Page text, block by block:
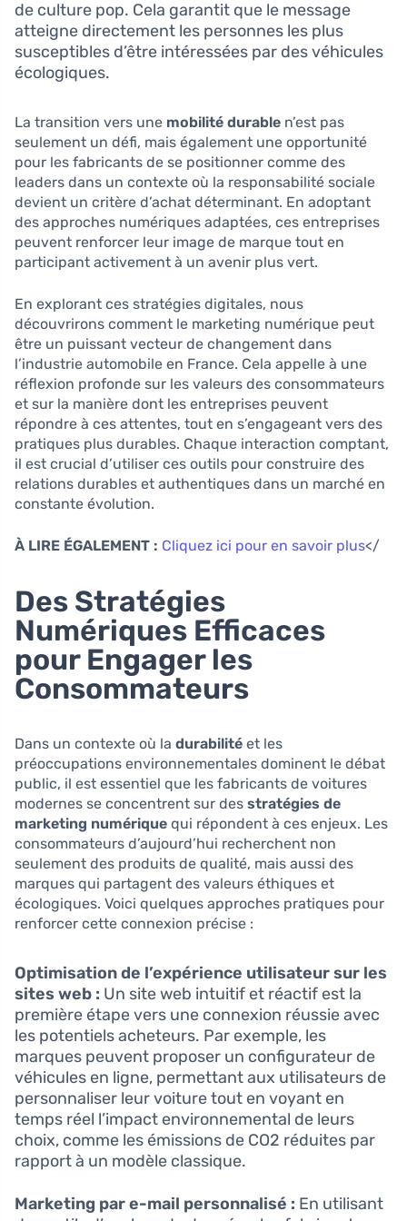
de culture pop. Cela garantit que le message
atteigne directement les personnes les plus
susceptibles d’être intéressées par des véhicules
écologiques.
La transition vers une mobilité durable n’est pas
seulement un défi, mais également une opportunité
pour les fabricants de se positionner comme des
leaders dans un contexte où la responsabilité sociale
devient un critère d’achat déterminant. En adoptant
des approches numériques adaptées, ces entreprises
peuvent renforcer leur image de marque tout en
participant activement à un avenir plus vert.
En explorant ces stratégies digitales, nous
découvrirons comment le marketing numérique peut
être un puissant vecteur de changement dans
l’industrie automobile en France. Cela appelle à une
réflexion profonde sur les valeurs des consommateurs
et sur la manière dont les entreprises peuvent
répondre à ces attentes, tout en s’engageant vers des
pratiques plus durables. Chaque interaction comptant,
il est crucial d’utiliser ces outils pour construire des
relations durables et authentiques dans un marché en
constante évolution.
À LIRE ÉGALEMENT : Cliquez ici pour en savoir plus</
Des Stratégies
Numériques Efficaces
pour Engager les
Consommateurs
Dans un contexte où la durabilité et les
préoccupations environnementales dominent le débat
public, il est essentiel que les fabricants de voitures
modernes se concentrent sur des stratégies de
marketing numérique qui répondent à ces enjeux. Les
consommateurs d’aujourd’hui recherchent non
seulement des produits de qualité, mais aussi des
marques qui partagent des valeurs éthiques et
écologiques. Voici quelques approches pratiques pour
renforcer cette connexion précise :
Optimisation de l’expérience utilisateur sur les
sites web : Un site web intuitif et réactif est la
première étape vers une connexion réussie avec
les potentiels acheteurs. Par exemple, les
marques peuvent proposer un configurateur de
véhicules en ligne, permettant aux utilisateurs de
personnaliser leur voiture tout en voyant en
temps réel l’impact environnemental de leurs
choix, comme les émissions de CO2 réduites par
rapport à un modèle classique.
Marketing par e-mail personnalisé : En utilisant